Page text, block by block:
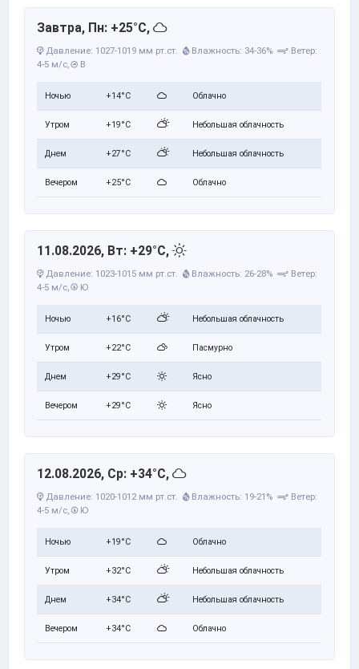
Завтра, Пн: +25°C,
Давление: 1027-1019 мм рт.ст. Влажность: 34-36%
Ветер:
4-5 м/с,
В
Ночью +14°C Облачно
Утром +19°C Небольшая облачность
Днем +27°C Небольшая облачность
Вечером +25°C Облачно
11.08.2026, Вт: +29°C,
Давление: 1023-1015 мм рт.ст. Влажность: 26-28%
Ветер:
4-5 м/с,
Ю
Ночью +16°C Небольшая облачность
Утром +22°C Пасмурно
Днем +29°C Ясно
Вечером +29°C Ясно
12.08.2026, Ср: +34°C,
Давление: 1020-1012 мм рт.ст. Влажность: 19-21%
Ветер:
4-5 м/с, Ю
Ночью +19°C Облачно
Утром +32°C Небольшая облачность
Днем +34°C Небольшая облачность
Вечером +34°C Облачно